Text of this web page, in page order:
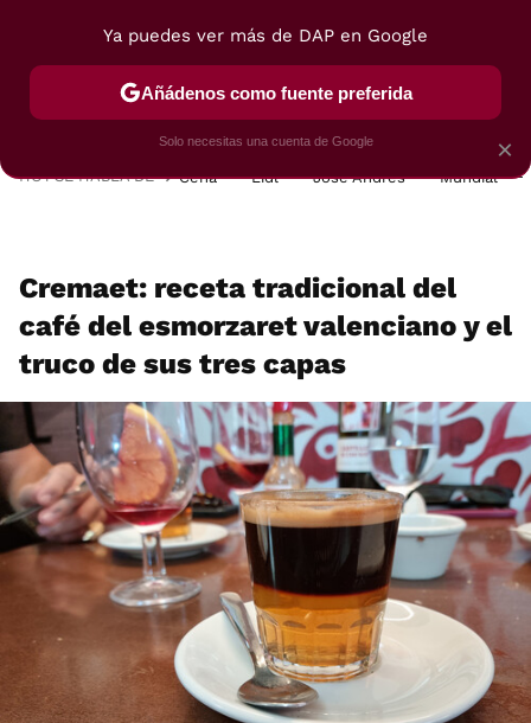
POSTRES VIAJES SELECCIÓN VEGUI
HOY SE HABLA DE Cena Lidl José Andrés Mundial
Cremaet: receta tradicional del
café del esmorzaret valenciano y el
truco de sus tres capas
×
Ya puedes ver más de DAP en Google
Añádenos como fuente preferida
Solo necesitas una cuenta de Google